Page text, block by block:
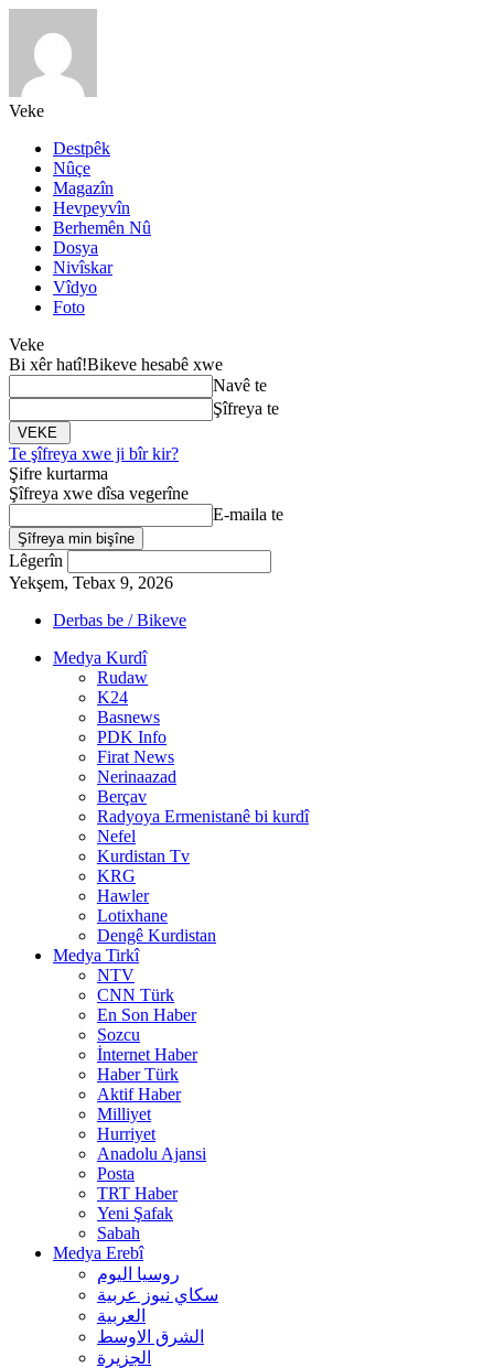
Veke
Destpêk
Nûçe
Magazîn
Hevpeyvîn
Berhemên Nû
Dosya
Nivîskar
Vîdyo
Foto
Veke
Bi xêr hatî!Bikeve hesabê xwe
Navê te
Şîfreya te
Te şîfreya xwe ji bîr kir?
Şifre kurtarma
Şîfreya xwe dîsa vegerîne
E-maila te
Lêgerîn
Yekşem, Tebax 9, 2026
Derbas be / Bikeve
Medya Kurdî
Rudaw
K24
Basnews
PDK Info
Firat News
Nerinaazad
Berçav
Radyoya Ermenistanê bi kurdî
Nefel
Kurdistan Tv
KRG
Hawler
Lotixhane
Dengê Kurdistan
Medya Tirkî
NTV
CNN Türk
En Son Haber
Sozcu
İnternet Haber
Haber Türk
Aktif Haber
Milliyet
Hurriyet
Anadolu Ajansi
Posta
TRT Haber
Yeni Şafak
Sabah
Medya Erebî
روسیا الیوم
سكاي نيوز عربية
العربية
الشرق الاوسط
الجزيرة